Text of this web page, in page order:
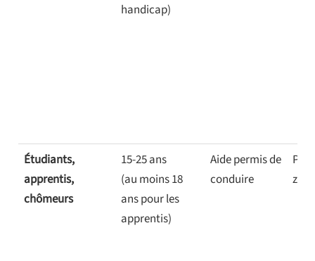
handicap)
Étudiants,
apprentis,
chômeurs
15-25 ans
(au moins 18
ans pour les
apprentis)
Aide permis de
conduire
zéro